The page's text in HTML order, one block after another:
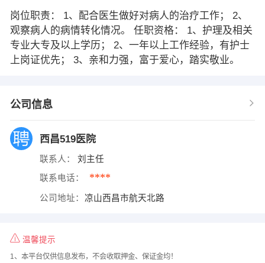
岗位职责： 1、配合医生做好对病人的治疗工作； 2、
观察病人的病情转化情况。 任职资格： 1、护理及相关
专业大专及以上学历； 2、一年以上工作经验，有护士
上岗证优先； 3、亲和力强，富于爱心，踏实敬业。
公司信息
西昌519医院
联系人： 刘主任
联系电话： ****
公司地址： 凉山西昌市航天北路
温馨提示
1、本平台仅供信息发布，不会收取押金、保证金均！